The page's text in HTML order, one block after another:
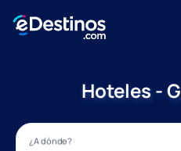
Hoteles -